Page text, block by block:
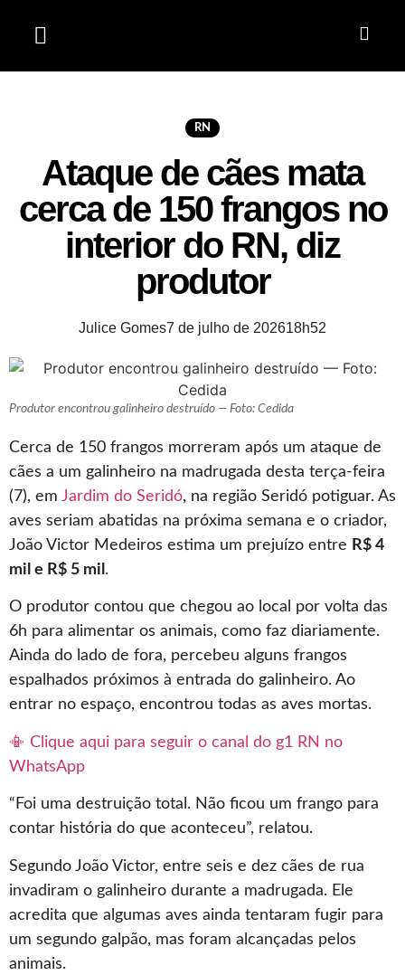
RN
Ataque de cães mata
cerca de 150 frangos no
interior do RN, diz
produtor
Julice Gomes7 de julho de 202618h52
Produtor encontrou galinheiro destruído — Foto: Cedida
Cerca de 150 frangos morreram após um ataque de
cães a um galinheiro na madrugada desta terça-feira
(7), em Jardim do Seridó, na região Seridó potiguar. As
aves seriam abatidas na próxima semana e o criador,
João Victor Medeiros estima um prejuízo entre R$ 4
mil e R$ 5 mil .
O produtor contou que chegou ao local por volta das
6h para alimentar os animais, como faz diariamente.
Ainda do lado de fora, percebeu alguns frangos
espalhados próximos à entrada do galinheiro. Ao
entrar no espaço, encontrou todas as aves mortas.
📳 Clique aqui para seguir o canal do g1 RN no
WhatsApp
“Foi uma destruição total. Não ficou um frango para
contar história do que aconteceu”, relatou.
Segundo João Victor, entre seis e dez cães de rua
invadiram o galinheiro durante a madrugada. Ele
acredita que algumas aves ainda tentaram fugir para
um segundo galpão, mas foram alcançadas pelos
animais.